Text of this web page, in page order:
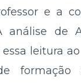
e a
análise de
essa leitura
formação